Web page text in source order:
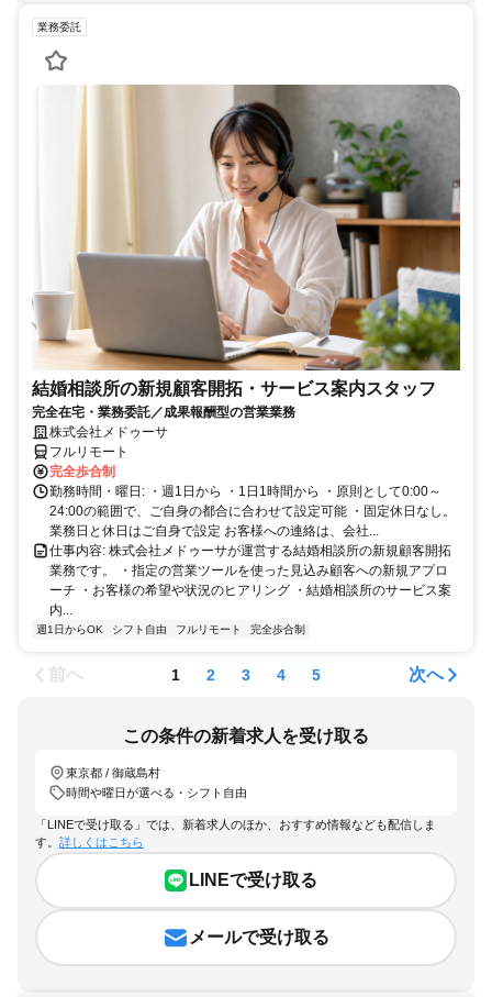
業務委託
結婚相談所の新規顧客開拓・サービス案内スタッフ
完全在宅・業務委託／成果報酬型の営業業務
株式会社メドゥーサ
フルリモート
完全歩合制
勤務時間・曜日: ・週1日から ・1日1時間から ・原則として0:00～
24:00の範囲で、ご自身の都合に合わせて設定可能 ・固定休日なし。
業務日と休日はご自身で設定 お客様への連絡は、会社...
仕事内容: 株式会社メドゥーサが運営する結婚相談所の新規顧客開拓
業務です。 ・指定の営業ツールを使った見込み顧客への新規アプロ
ーチ ・お客様の希望や状況のヒアリング ・結婚相談所のサービス案
内...
週1日からOK シフト自由 フルリモート 完全歩合制
前へ 1 2 3 4 5 次へ
この条件の新着求人を受け取る
東京都 / 御蔵島村
時間や曜日が選べる・シフト自由
「LINEで受け取る」では、新着求人のほか、おすすめ情報なども配信しま
す。 詳しくはこちら
LINEで受け取る
メールで受け取る